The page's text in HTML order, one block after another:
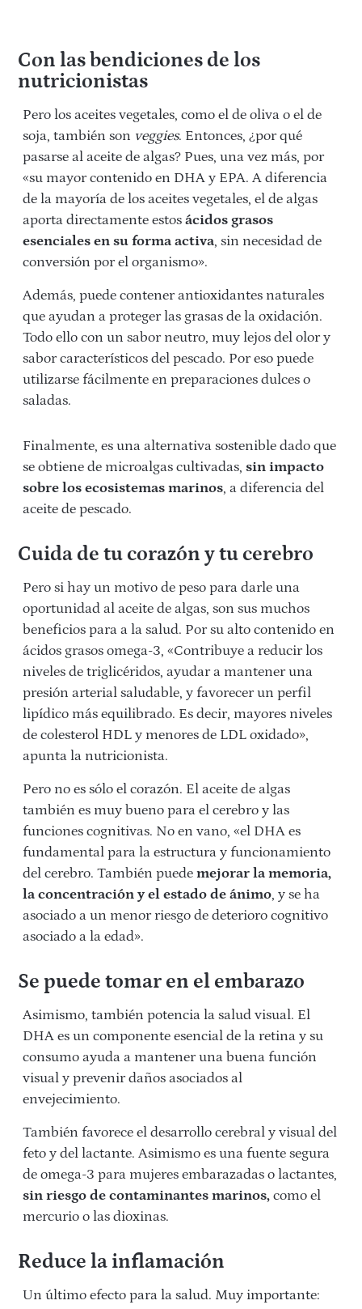
Con las bendiciones de los
nutricionistas
Pero los aceites vegetales, como el de oliva o el de
soja, también son veggies. Entonces, ¿por qué
pasarse al aceite de algas? Pues, una vez más, por
«su mayor contenido en DHA y EPA. A diferencia
de la mayoría de los aceites vegetales, el de algas
aporta directamente estos ácidos grasos
esenciales en su forma activa, sin necesidad de
conversión por el organismo».
Además, puede contener antioxidantes naturales
que ayudan a proteger las grasas de la oxidación.
Todo ello con un sabor neutro, muy lejos del olor y
sabor característicos del pescado. Por eso puede
utilizarse fácilmente en preparaciones dulces o
saladas.
Finalmente, es una alternativa sostenible dado que
se obtiene de microalgas cultivadas, sin impacto
sobre los ecosistemas marinos, a diferencia del
aceite de pescado.
Cuida de tu corazón y tu cerebro
Pero si hay un motivo de peso para darle una
oportunidad al aceite de algas, son sus muchos
beneficios para a la salud. Por su alto contenido en
ácidos grasos omega-3, «Contribuye a reducir los
niveles de triglicéridos, ayudar a mantener una
presión arterial saludable, y favorecer un perfil
lipídico más equilibrado. Es decir, mayores niveles
de colesterol HDL y menores de LDL oxidado»,
apunta la nutricionista.
Pero no es sólo el corazón. El aceite de algas
también es muy bueno para el cerebro y las
funciones cognitivas. No en vano, «el DHA es
fundamental para la estructura y funcionamiento
del cerebro. También puede mejorar la memoria,
la concentración y el estado de ánimo, y se ha
asociado a un menor riesgo de deterioro cognitivo
asociado a la edad».
Se puede tomar en el embarazo
Asimismo, también potencia la salud visual. El
DHA es un componente esencial de la retina y su
consumo ayuda a mantener una buena función
visual y prevenir daños asociados al
envejecimiento.
También favorece el desarrollo cerebral y visual del
feto y del lactante. Asimismo es una fuente segura
de omega-3 para mujeres embarazadas o lactantes,
sin riesgo de contaminantes marinos, como el
mercurio o las dioxinas.
Reduce la inflamación
Un último efecto para la salud. Muy importante: